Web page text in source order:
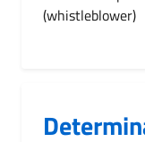
(whistleblower)